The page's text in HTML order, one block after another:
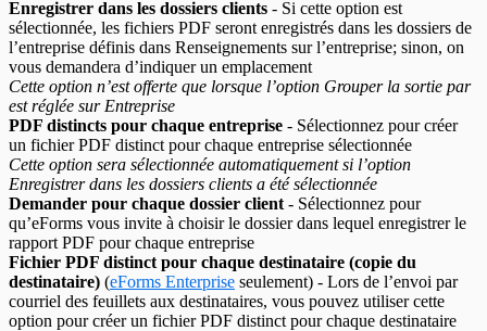
Enregistrer dans les dossiers clients - Si cette option est
sélectionnée, les fichiers PDF seront enregistrés dans les dossiers de
l’entreprise définis dans Renseignements sur l’entreprise; sinon, on
vous demandera d’indiquer un emplacement
Cette option n’est offerte que lorsque l’option Grouper la sortie par
est réglée sur Entreprise
PDF distincts pour chaque entreprise - Sélectionnez pour créer
un fichier PDF distinct pour chaque entreprise sélectionnée
Cette option sera sélectionnée automatiquement si l’option
Enregistrer dans les dossiers clients a été sélectionnée
Demander pour chaque dossier client - Sélectionnez pour
qu’eForms vous invite à choisir le dossier dans lequel enregistrer le
rapport PDF pour chaque entreprise
Fichier PDF distinct pour chaque destinataire (copie du
destinataire) (eForms Enterprise seulement) - Lors de l’envoi par
courriel des feuillets aux destinataires, vous pouvez utiliser cette
option pour créer un fichier PDF distinct pour chaque destinataire